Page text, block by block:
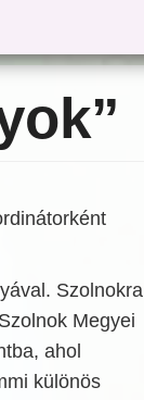
Szolnokra
Megyei
ahol
különös